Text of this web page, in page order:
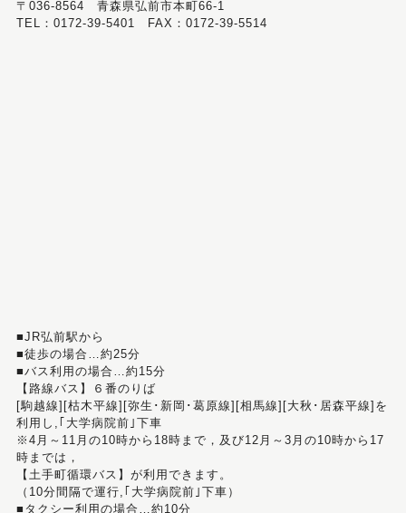
〒036-8564 青森県弘前市本町66-1
TEL：0172-39-5401 FAX：0172-39-5514
■JR弘前駅から
■徒歩の場合…約25分
■バス利用の場合…約15分
【路線バス】６番のりば
[駒越線][枯木平線][弥生･新岡･葛原線][相馬線][大秋･居森平線]を
利用し,｢大学病院前｣下車
※4月～11月の10時から18時まで，及び12月～3月の10時から17
時までは，
【土手町循環バス】が利用できます。
（10分間隔で運行,｢大学病院前｣下車）
■タクシー利用の場合…約10分